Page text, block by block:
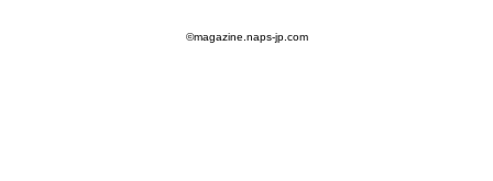
©magazine.naps-jp.com